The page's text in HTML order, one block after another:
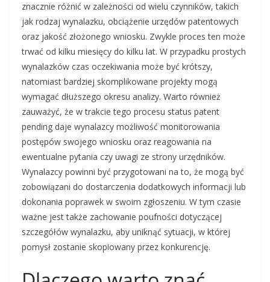
znacznie różnić w zależności od wielu czynników, takich
jak rodzaj wynalazku, obciążenie urzędów patentowych
oraz jakość złożonego wniosku. Zwykle proces ten może
trwać od kilku miesięcy do kilku lat. W przypadku prostych
wynalazków czas oczekiwania może być krótszy,
natomiast bardziej skomplikowane projekty mogą
wymagać dłuższego okresu analizy. Warto również
zauważyć, że w trakcie tego procesu status patent
pending daje wynalazcy możliwość monitorowania
postępów swojego wniosku oraz reagowania na
ewentualne pytania czy uwagi ze strony urzędników.
Wynalazcy powinni być przygotowani na to, że mogą być
zobowiązani do dostarczenia dodatkowych informacji lub
dokonania poprawek w swoim zgłoszeniu. W tym czasie
ważne jest także zachowanie poufności dotyczącej
szczegółów wynalazku, aby uniknąć sytuacji, w której
pomysł zostanie skopiowany przez konkurencję.